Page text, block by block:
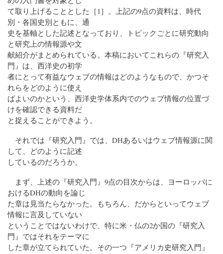
て取り上げることとした［1］。上記の9点の資料は、時代
別・各国史別ともに、通
史を基軸とした記述となっており、トピックごとに研究動向
と研究上の情報源や文
献紹介がまとめられている。本稿においてこれらの『研究入
門』は、西洋史の初学
者にとって有益なウェブの情報はどのようなもので、かつそ
れらをどのように使え
ばよいのかという、西洋史学体系内でのウェブ情報の位置づ
けを確認できる資料だ
と捉えることができよう。
それでは『研究入門』では、DHあるいはウェブ情報源に関
して、どのように記述
しているのだろうか。
まず、上述の『研究入門』9点の目次からは、ヨーロッパに
おけるDHの動向を論じ
た章は見当たらなかった。もちろん、だからといってウェブ
情報に言及していない
ということではないわけで、特に米・仏の2か国の『研究入
門』ではそれをテーマに
した章が立てられていた。その一つ『アメリカ史研究入門』